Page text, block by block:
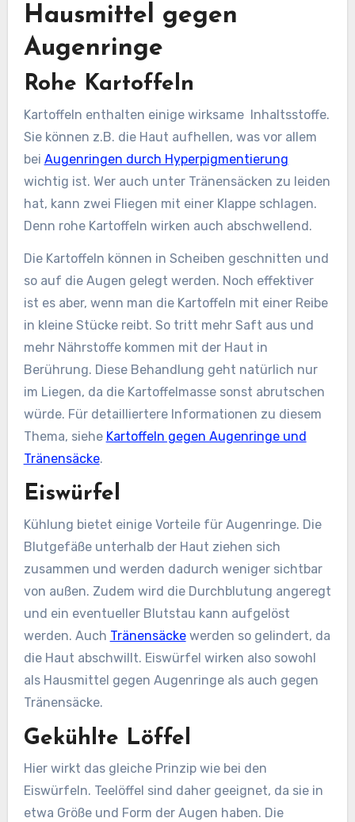
Hausmittel gegen
Augenringe
Rohe Kartoffeln
Kartoffeln enthalten einige wirksame Inhaltsstoffe.
Sie können z.B. die Haut aufhellen, was vor allem
bei Augenringen durch Hyperpigmentierung
wichtig ist. Wer auch unter Tränensäcken zu leiden
hat, kann zwei Fliegen mit einer Klappe schlagen.
Denn rohe Kartoffeln wirken auch abschwellend.
Die Kartoffeln können in Scheiben geschnitten und
so auf die Augen gelegt werden. Noch effektiver
ist es aber, wenn man die Kartoffeln mit einer Reibe
in kleine Stücke reibt. So tritt mehr Saft aus und
mehr Nährstoffe kommen mit der Haut in
Berührung. Diese Behandlung geht natürlich nur
im Liegen, da die Kartoffelmasse sonst abrutschen
würde. Für detailliertere Informationen zu diesem
Thema, siehe Kartoffeln gegen Augenringe und
Tränensäcke.
Eiswürfel
Kühlung bietet einige Vorteile für Augenringe. Die
Blutgefäße unterhalb der Haut ziehen sich
zusammen und werden dadurch weniger sichtbar
von außen. Zudem wird die Durchblutung angeregt
und ein eventueller Blutstau kann aufgelöst
werden. Auch Tränensäckewerden so gelindert, da
die Haut abschwillt. Eiswürfel wirken also sowohl
als Hausmittel gegen Augenringe als auch gegen
Tränensäcke.
Gekühlte Löffel
Hier wirkt das gleiche Prinzip wie bei den
Eiswürfeln. Teelöffel sind daher geeignet, da sie in
etwa Größe und Form der Augen haben. Die